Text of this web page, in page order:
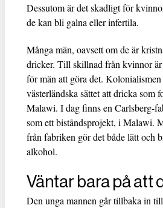
Dessutom är det skadligt för
de kan bli galna eller infertila.
Många män, oavsett om de är
dricker. Till skillnad från kvinnor är
för män att göra det.
västerländska sättet att dricka som
Malawi. I dag finns en Carlsberg-
som ett biståndsprojekt, i Malawi.
från fabriken gör det både lätt och
alkohol.
Väntar bara på att
Den unga mannen går tillbaka in